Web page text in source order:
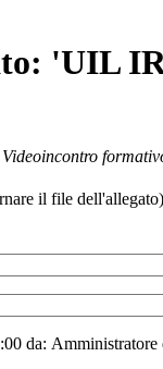
'UIL
il file
da: Amministratore